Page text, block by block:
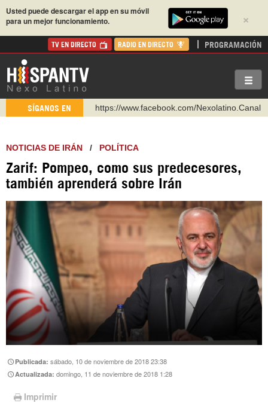
×
Usted puede descargar el app en su móvil
para un mejor funcionamiento.
TV EN DIRECTO RADIO EN DIRECTO PROGRAMACIÓN
SÍGANOS EN
https://www.facebook.com/Nexolatino.Canal
http://twitter.com/nexo_latino
https://t.me/hispantvcanal
https://urmedium.com/c/hispantv
Instagram como: hispan_tv
NOTICIAS DE IRÁN / POLÍTICA
Zarif: Pompeo, como sus predecesores,
también aprenderá sobre Irán
Publicada:sábado, 10 de noviembre de 2018 23:38
Actualizada:domingo, 11 de noviembre de 2018 1:28
Imprimir